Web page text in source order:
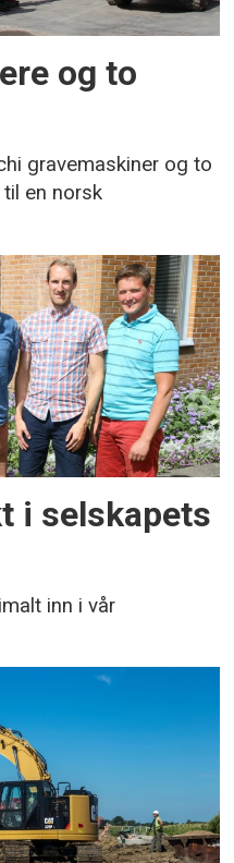
og to
gravemaskiner og to
en norsk
i selskapets
inn i vår